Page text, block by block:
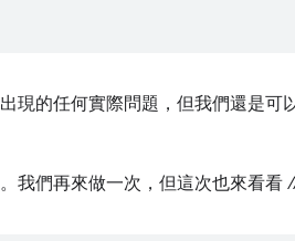
現的任何實際問題，但我們還是可
我們再來做一次，但這次也來看看